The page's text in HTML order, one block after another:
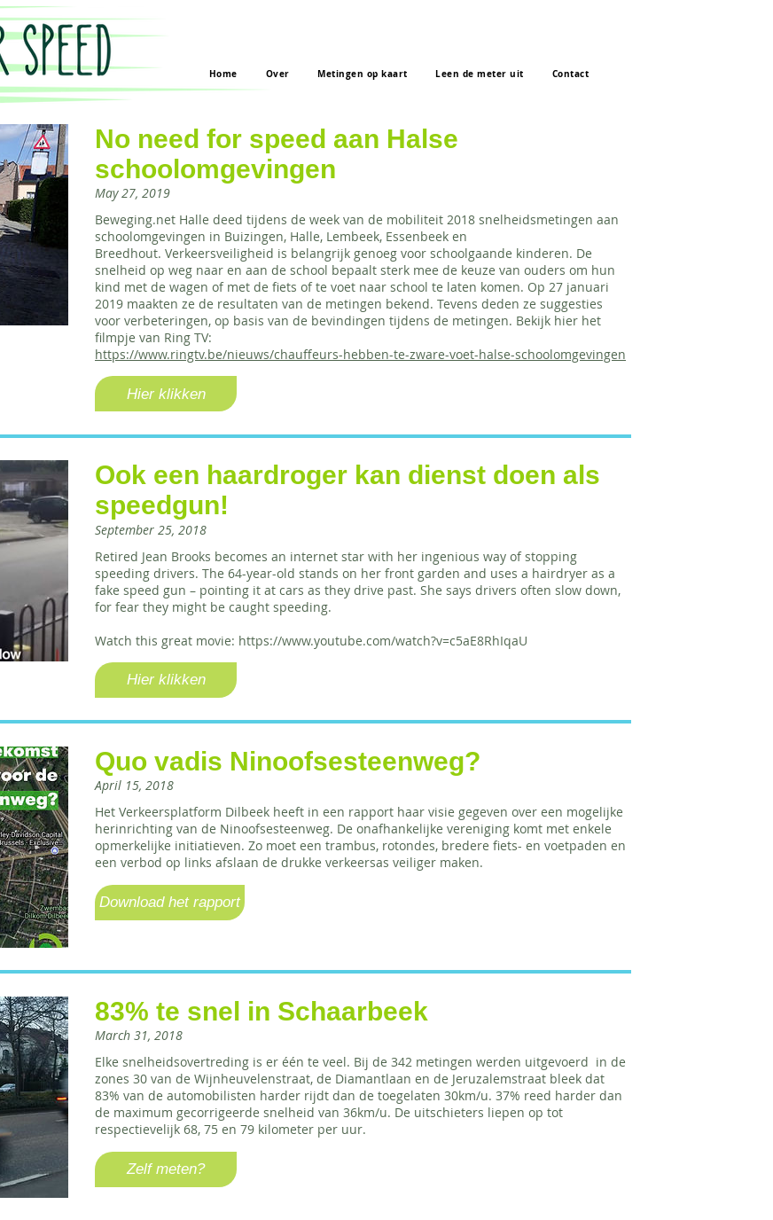
Home Over Metingen op kaart Leen de meter uit Contact
No need for speed aan Halse
schoolomgevingen
May 27, 2019
Beweging.net Halle deed tijdens de week van de mobiliteit 2018 snelheidsmetingen aan
schoolomgevingen in Buizingen, Halle, Lembeek, Essenbeek en
Breedhout. Verkeersveiligheid is belangrijk genoeg voor schoolgaande kinderen. De
snelheid op weg naar en aan de school bepaalt sterk mee de keuze van ouders om hun
kind met de wagen of met de fiets of te voet naar school te laten komen. Op 27 januari
2019 maakten ze de resultaten van de metingen bekend. Tevens deden ze suggesties
voor verbeteringen, op basis van de bevindingen tijdens de metingen. Bekijk hier het
filmpje van Ring TV:
https://www.ringtv.be/nieuws/chauffeurs-hebben-te-zware-voet-halse-schoolomgevingen
Hier klikken
Ook een haardroger kan dienst doen als
speedgun!
September 25, 2018
Retired Jean Brooks becomes an internet star with her ingenious way of stopping
speeding drivers. The 64-year-old stands on her front garden and uses a hairdryer as a
fake speed gun – pointing it at cars as they drive past. She says drivers often slow down,
for fear they might be caught speeding.
Watch this great movie: https://www.youtube.com/watch?v=c5aE8RhIqaU
Hier klikken
Quo vadis Ninoofsesteenweg?
April 15, 2018
Het Verkeersplatform Dilbeek heeft in een rapport haar visie gegeven over een mogelijke
herinrichting van de Ninoofsesteenweg. De onafhankelijke vereniging komt met enkele
opmerkelijke initiatieven. Zo moet een trambus, rotondes, bredere fiets- en voetpaden en
een verbod op links afslaan de drukke verkeersas veiliger maken.
Download het rapport
83% te snel in Schaarbeek
March 31, 2018
Elke snelheidsovertreding is er één te veel. Bij de 342 metingen werden uitgevoerd in de
zones 30 van de Wijnheuvelenstraat, de Diamantlaan en de Jeruzalemstraat bleek dat
83% van de automobilisten harder rijdt dan de toegelaten 30km/u. 37% reed harder dan
de maximum gecorrigeerde snelheid van 36km/u. De uitschieters liepen op tot
respectievelijk 68, 75 en 79 kilometer per uur.
Zelf meten?